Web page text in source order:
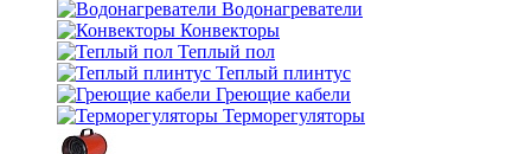
Водонагреватели
Конвекторы
Теплый пол
Теплый плинтус
Греющие кабели
Терморегуляторы